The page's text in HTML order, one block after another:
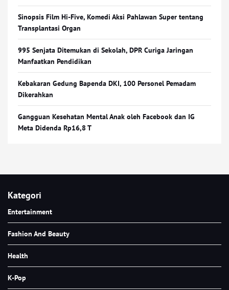
Sinopsis Film Hi-Five, Komedi Aksi Pahlawan Super tentang
Transplantasi Organ
995 Senjata Ditemukan di Sekolah, DPR Curiga Jaringan
Manfaatkan Pendidikan
Kebakaran Gedung Bapenda DKI, 100 Personel Pemadam
Dikerahkan
Gangguan Kesehatan Mental Anak oleh Facebook dan IG
Meta Didenda Rp16,8 T
Kategori
Entertainment
Fashion And Beauty
Health
K-Pop